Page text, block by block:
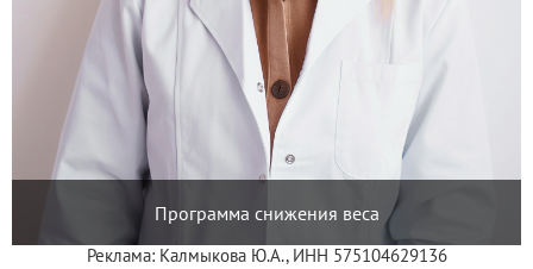
Программа снижения веса
Реклама: Калмыкова Ю.А., ИНН 575104629136